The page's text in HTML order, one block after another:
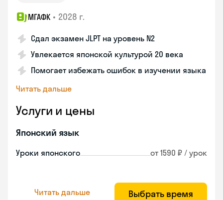
МГАФК • 2028 г.
Сдал экзамен JLPT на уровень N2
Увлекается японской культурой 20 века
Помогает избежать ошибок в изучении языка
Читать дальше
Услуги и цены
Японский язык
Уроки японского от 1590 ₽ / урок
Читать дальше Выбрать время